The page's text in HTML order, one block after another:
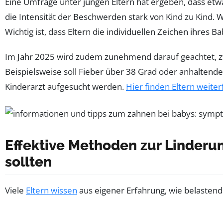
die Intensität der Beschwerden stark von Kind zu Kind.
Wichtig ist, dass Eltern die individuellen Zeichen ihres
Im Jahr 2025 wird zudem zunehmend darauf
Beispielsweise soll Fieber über 38 Grad oder
Kinderarzt aufgesucht werden. Hier finden Eltern
Effektive Methoden zur
sollten
Viele Eltern wissen aus eigener Erfahrung, wie